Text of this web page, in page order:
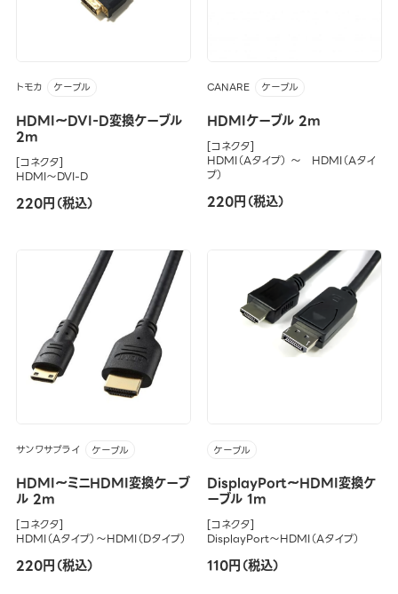
トモカ ケーブル
HDMI～DVI-D変換ケーブル
2m
[コネクタ]
HDMI～DVI-D
220円（税込）
CANARE ケーブル
HDMIケーブル 2m
[コネクタ]
HDMI（Aタイプ） ～ HDMI（Aタイ
プ）
220円（税込）
サンワサプライ ケーブル
HDMI～ミニHDMI変換ケーブ
ル 2m
[コネクタ]
HDMI（Aタイプ）～HDMI（Dタイプ）
220円（税込）
ケーブル
DisplayPort～HDMI変換ケ
ーブル 1m
[コネクタ]
DisplayPort～HDMI（Aタイプ）
110円（税込）